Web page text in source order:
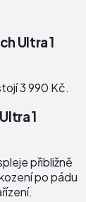
Ultra 1
3 990 Kč.
1
přibližně
po pádu